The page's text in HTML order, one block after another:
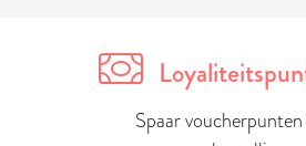
Spaar